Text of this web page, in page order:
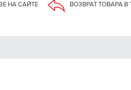
НА САЙТЕ ВОЗВРАТ ТОВАРА В